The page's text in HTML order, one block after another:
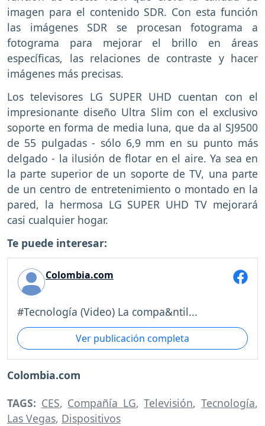
imagen para el contenido SDR. Con esta función
las imágenes SDR se procesan fotograma a
fotograma para mejorar el brillo en áreas
específicas, las relaciones de contraste y hacer
imágenes más precisas.
Los televisores LG SUPER UHD cuentan con el
impresionante diseño Ultra Slim con el exclusivo
soporte en forma de media luna, que da al SJ9500
de 55 pulgadas - sólo 6,9 mm en su punto más
delgado - la ilusión de flotar en el aire. Ya sea en
la parte superior de un soporte de TV, una parte
de un centro de entretenimiento o montado en la
pared, la hermosa LG SUPER UHD TV mejorará
casi cualquier hogar.
Te puede interesar:
Colombia.com
#Tecnología (Video) La compa&ntil...
Ver publicación completa
Colombia.com
TAGS: CES, Compañía LG,Televisión,Tecnología,
Las Vegas, Dispositivos